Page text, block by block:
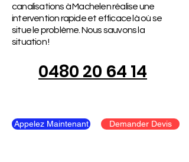
canalisations à Machelen réalise une
intervention rapide et efficace là où se
situe le problème. Nous sauvons la
situation !
0480 20 64 14
Appelez Maintenant Demander Devis